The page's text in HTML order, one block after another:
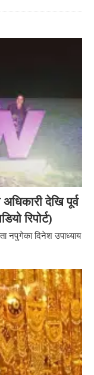
देखि पूर्व
रिपोर्ट)
नपुगेका दिनेश उपाध्याय